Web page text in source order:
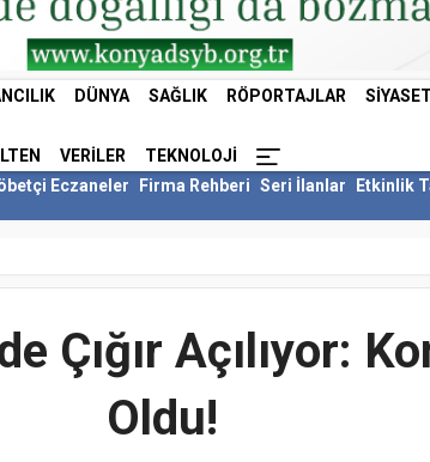
DÜNYA SAĞLIK RÖPORTAJLAR SIYASET
VERILER
TEKNOLOJI
Eczaneler Firma Rehberi Seri İlanlar
Etkinlik
Çığır Açılıyor:
Oldu!